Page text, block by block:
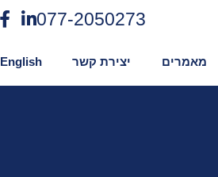
077-2050273
מאמרים יצירת קשר English